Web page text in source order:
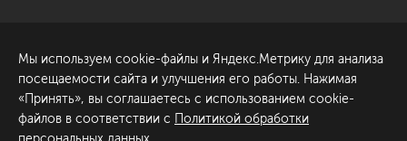
Обсудить проект
ул. Академика Павлова, 6
к1
+7 (812) 200-95-55
Мы используем cookie-файлы и Яндекс.Метрику для анализа
посещаемости сайта и улучшения его работы. Нажимая
«Принять», вы соглашаетесь с использованием cookie-
файлов в соответствии с Политикой обработки